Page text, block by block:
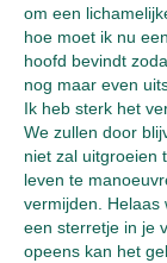
om een
hoe moet ik nu
hoofd bevindt
nog maar even
Ik heb sterk het
We zullen door
niet zal uitgroeien
leven te
vermijden. Helaas
een sterretje in je
opeens kan het